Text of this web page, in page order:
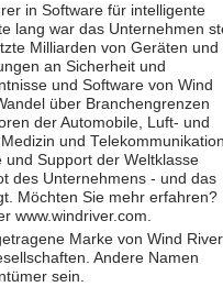
in Software für intelligente
lang war das Unternehmen
Milliarden von Geräten und
an Sicherheit und
und Software von Wind
über Branchengrenzen
der Automobile, Luft- und
und
und Support der Weltklasse
des Unternehmens - und das
Möchten Sie mehr erfahren?
www.windriver.com.
Marke von Wind River
Andere Namen
sein.